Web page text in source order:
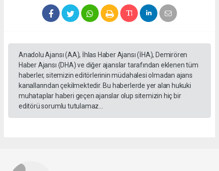
Anadolu Ajansı (AA), İhlas Haber Ajansı (İHA), Demirören
Haber Ajansı (DHA) ve diğer ajanslar tarafından eklenen tüm
haberler, sitemizin editörlerinin müdahalesi olmadan ajans
kanallarından çekilmektedir. Bu haberlerde yer alan hukuki
muhataplar haberi geçen ajanslar olup sitemizin hiç bir
editörü sorumlu tutulamaz...